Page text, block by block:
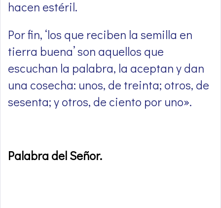
hacen estéril.
Por fin, ‘los que reciben la semilla en
tierra buena’ son aquellos que
escuchan la palabra, la aceptan y dan
una cosecha: unos, de treinta; otros, de
sesenta; y otros, de ciento por uno».
Palabra del Señor.